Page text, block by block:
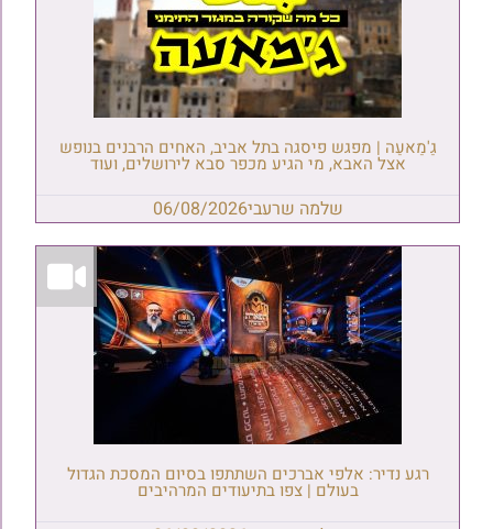
גַ'מַאעַה | מפגש פיסגה בתל אביב, האחים הרבנים בנופש
אצל האבא, מי הגיע מכפר סבא לירושלים, ועוד
שלמה שרעבי06/08/2026
רגע נדיר: אלפי אברכים השתתפו בסיום המסכת הגדול
בעולם | צפו בתיעודים המרהיבים